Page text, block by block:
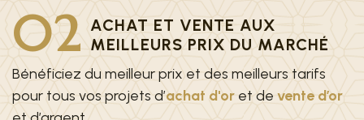
02 ACHAT ET VENTE AUX
MEILLEURS PRIX DU MARCHÉ
Bénéficiez du meilleur prix et des meilleurs tarifs
pour tous vos projets d’achat d'or et de vente d’or